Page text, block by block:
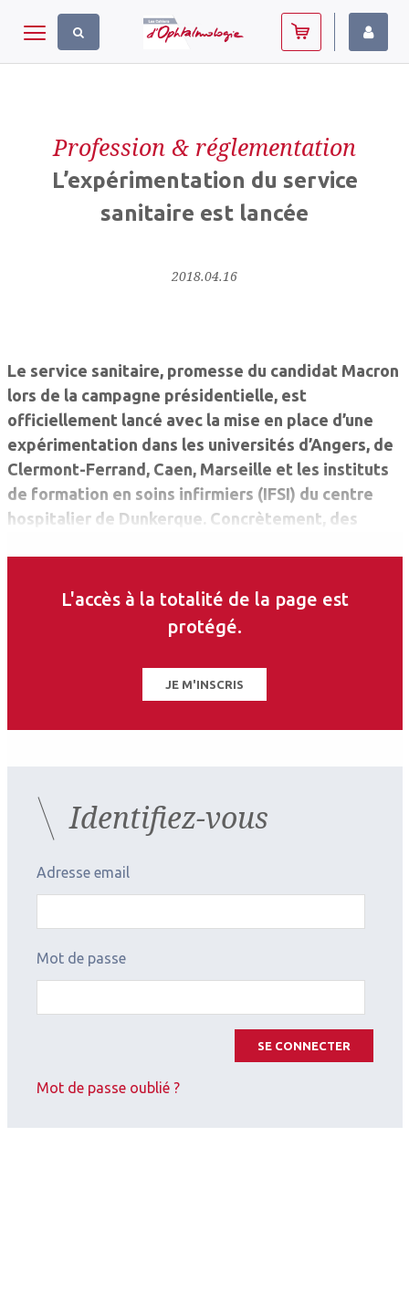
Toggle navigation
Profession & réglementation
L’expérimentation du service
sanitaire est lancée
2018.04.16
Le service sanitaire, promesse du candidat Macron
lors de la campagne présidentielle, est
officiellement lancé avec la mise en place d’une
expérimentation dans les universités d’Angers, de
Clermont-Ferrand, Caen, Marseille et les instituts
de formation en soins infirmiers (IFSI) du centre
hospitalier de Dunkerque. Concrètement, des
sensibilisation dans des lycées avant une phase de
L'accès à la totalité de la page est
protégé.
JE M'INSCRIS
Identifiez-vous
Adresse email
Mot de passe
SE CONNECTER
Mot de passe oublié ?
Panneau de gestion des cookies